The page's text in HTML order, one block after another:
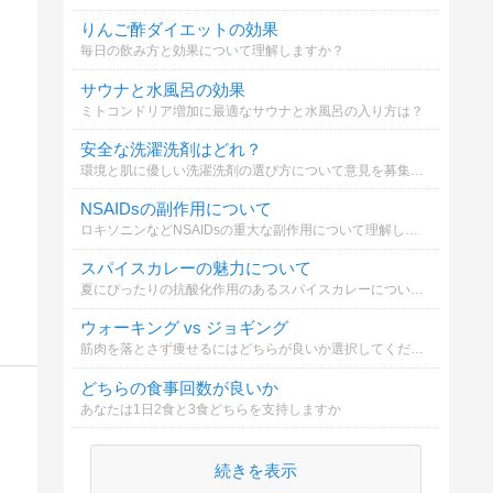
りんご酢ダイエットの効果
毎日の飲み方と効果について理解しますか？
サウナと水風呂の効果
ミトコンドリア増加に最適なサウナと水風呂の入り方は？
安全な洗濯洗剤はどれ？
環境と肌に優しい洗濯洗剤の選び方について意見を募集します。
NSAIDsの副作用について
ロキソニンなどNSAIDsの重大な副作用について理解しましょう
スパイスカレーの魅力について
夏にぴったりの抗酸化作用のあるスパイスカレーについてどう思いますか
ウォーキング vs ジョギング
筋肉を落とさず痩せるにはどちらが良いか選択してください
どちらの食事回数が良いか
あなたは1日2食と3食どちらを支持しますか
続きを表示